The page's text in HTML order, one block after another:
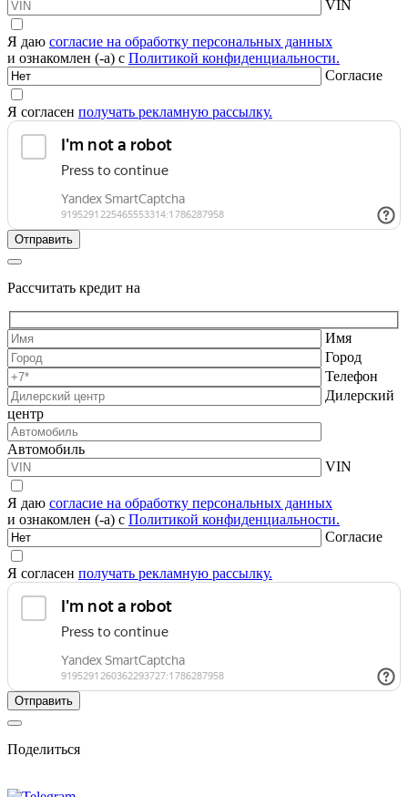
VIN
Я даю согласие на обработку персональных данных
и ознакомлен (-а) с Политикой конфиденциальности.
Согласие
Я согласен получать рекламную рассылку.
Рассчитать кредит на
Имя
Город
Телефон
Дилерский
центр
Автомобиль
VIN
Я даю согласие на обработку персональных данных
и ознакомлен (-а) с Политикой конфиденциальности.
Согласие
Я согласен получать рекламную рассылку.
Поделиться